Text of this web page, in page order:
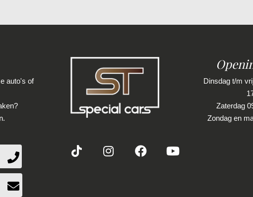
e4c18041-24f3-470a-a2af-23e7f33d7a53
Vertrouw niet alleen op deze informatie maar
Neem contact op met de verkoper voor aanvullende
auto's of
Dinsdag t/m
Zaterdag
Zondag en